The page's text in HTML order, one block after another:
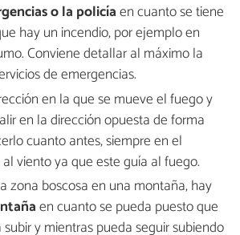
o la policíaen cuanto se tiene
hay un incendio, por ejemplo en
Conviene detallar al máximo la
de emergencias.
en la que se mueve el fuego y
en la dirección opuesta de forma
cuanto antes, siempre en el
viento ya que este guía al fuego.
zona boscosa en una montaña, hay
en cuanto se pueda puesto que
y mientras pueda seguir subiendo